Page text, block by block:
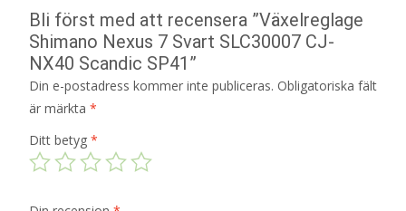
Bli först med att recensera ”Växelreglage
Shimano Nexus 7 Svart SLC30007 CJ-
NX40 Scandic SP41”
Din e-postadress kommer inte publiceras. Obligatoriska fält
är märkta *
Ditt betyg *